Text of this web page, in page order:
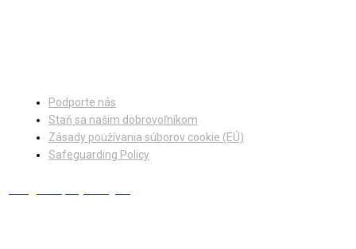
Podporte nás
Staň sa našim dobrovoľníkom
Zásady používania súborov cookie (EÚ)
Safeguarding Policy